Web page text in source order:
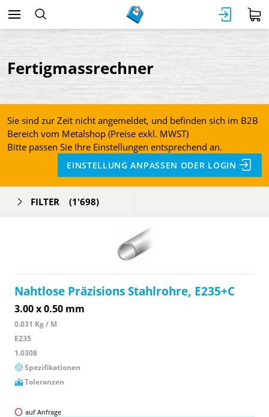
Fertigmassrechner
Sie sind zur Zeit nicht angemeldet, und befinden sich im B2B
Bereich vom Metalshop (Preise exkl. MWST)
Bitte passen Sie Ihre Einstellungen entsprechend an.
EINSTELLUNG ANPASSEN ODER LOGIN
FILTER (1'698)
Nahtlose Präzisions Stahlrohre, E235+C
3.00 x 0.50 mm
0.031 Kg / M
E235
1.0308
Spezifikationen
Toleranzen
auf Anfrage